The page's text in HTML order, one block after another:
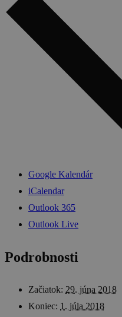
Google Kalendár
iCalendar
Outlook 365
Outlook Live
Podrobnosti
Začiatok: 29. júna 2018
Koniec: 1. júla 2018